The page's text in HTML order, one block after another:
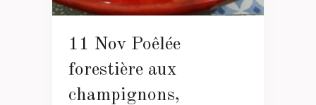
11 Nov Poêlée
forestière aux
champignons,